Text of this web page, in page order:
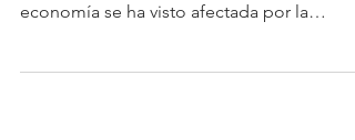
economía se ha visto afectada por la